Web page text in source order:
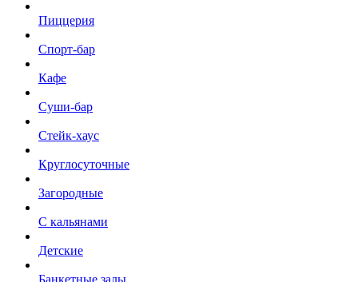
Пиццерия
Спорт-бар
Кафе
Суши-бар
Стейк-хаус
Круглосуточные
Загородные
С кальянами
Детские